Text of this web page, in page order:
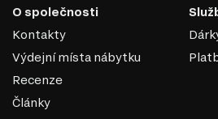
Pevnost a stabilita. MDF má vysokou
pevnost a odolnost proti deformacím.
rovný povrch, což z něj činí ideální
nebo nanášení dekorativních povrchů.
vytváření složitých tvarů, což umožňuje
O společnosti
Kontakty
Výdejní místa nábytku
Recenze
Články